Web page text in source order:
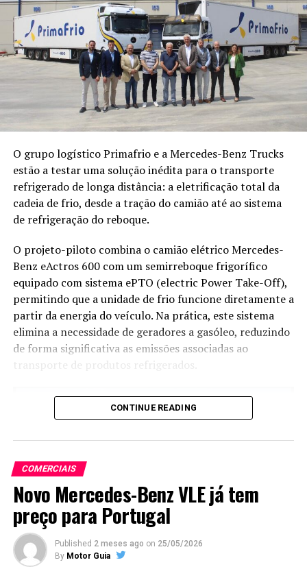
O grupo logístico Primafrio e a Mercedes-Benz Trucks
estão a testar uma solução inédita para o transporte
refrigerado de longa distância: a eletrificação total da
cadeia de frio, desde a tração do camião até ao sistema
de refrigeração do reboque.
O projeto-piloto combina o camião elétrico Mercedes-
Benz eActros 600 com um semirreboque frigorífico
equipado com sistema ePTO (electric Power Take-Off),
permitindo que a unidade de frio funcione diretamente a
partir da energia do veículo. Na prática, este sistema
elimina a necessidade de geradores a gasóleo, reduzindo
de forma significativa as emissões associadas ao
transporte de produtos refrigerados.
CONTINUE READING
COMERCIAIS
Novo Mercedes-Benz VLE já tem
preço para Portugal
Published 2 meses ago on 25/05/2026
By Motor Guia